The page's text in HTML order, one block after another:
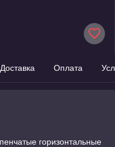
Доставка Оплата
горизонтальные